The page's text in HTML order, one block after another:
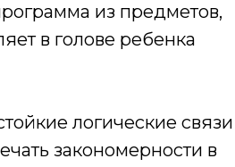
из предметов,
в голове ребенка
логические связи
закономерности в